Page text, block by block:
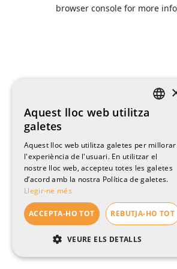
browser console for more
SPANISH
FRENCH
Aquest lloc web utilitza
galetes
Aquest lloc web utilitza galetes per millorar
l'experiència de l'usuari. En utilitzar el
nostre lloc web, accepteu totes les galetes
d’acord amb la nostra Política de galetes.
Llegir-ne més
ACCEPTA-HO TOT REBUTJA-HO TOT
VEURE ELS DETALLS
ESTRICTAMENT NECESSÀRIES